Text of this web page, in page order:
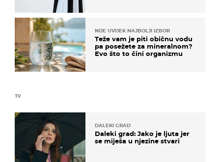
TV
DALEKI GRAD
Daleki grad: Jako je ljuta jer
se miješa u njezine stvari
NIJE UVIJEK NAJBOLJI IZBOR
Teže vam je piti običnu vodu
pa posežete za mineralnom?
Evo što to čini organizmu